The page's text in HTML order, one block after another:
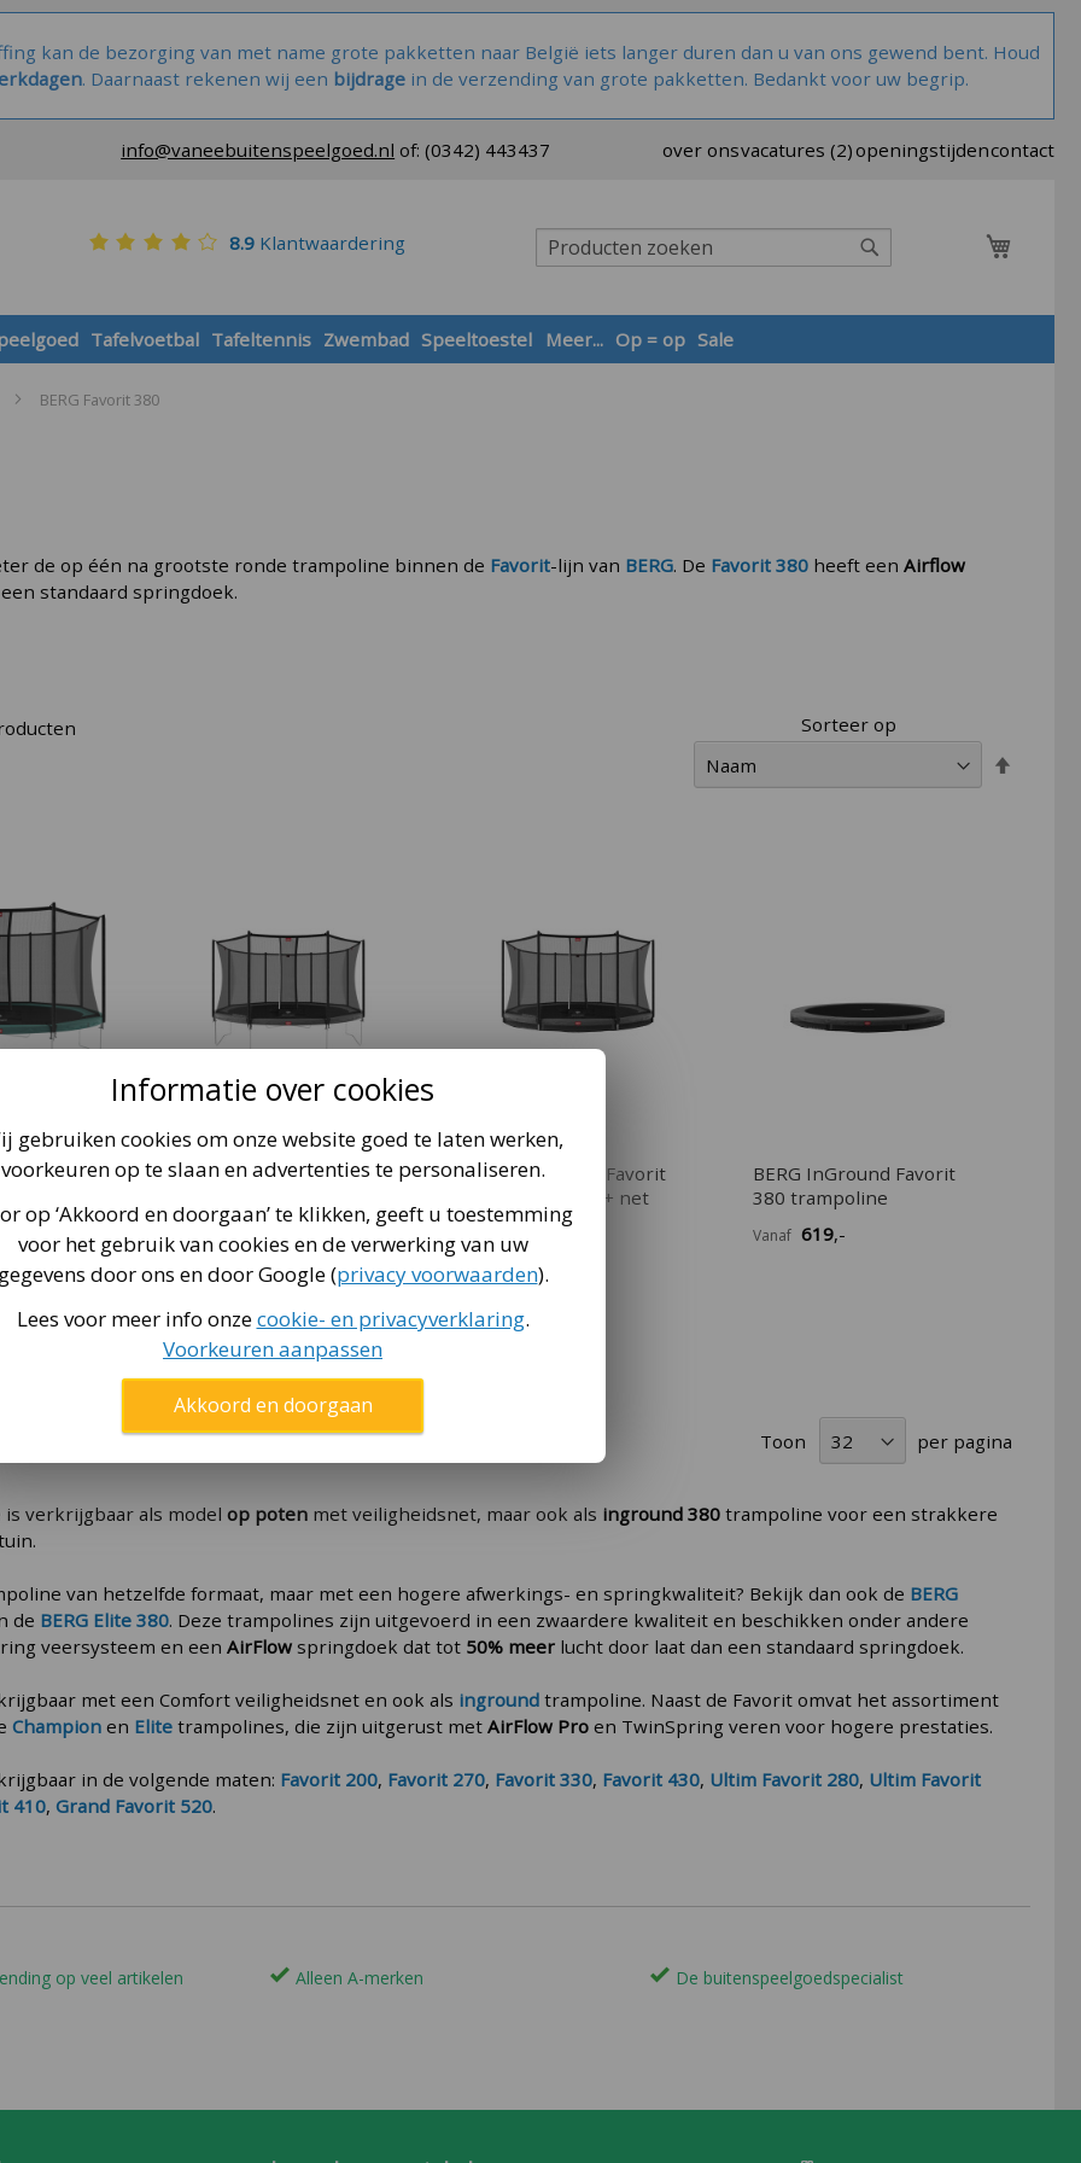
kan de bezorging van met name grote pakketten naar België iets langer duren dan u van ons gewend bent. Houd
. Daarnaast rekenen wij een bijdragein de verzending van grote pakketten. Bedankt voor uw begrip.
info@vaneebuitenspeelgoed.nl of:(0342) 443437 over onsvacatures (2)openingstijdencontact
8.9Klantwaardering
Zoek
Tafelvoetbal Tafeltennis Zwembad Speeltoestel Meer... Op = op Sale
BERG Favorit 380
de op één na grootste ronde trampoline binnen de Favorit-lijn van BERG. De Favorit 380heeft een Airflow
standaard springdoek.
Sorteer op
380 groen +
380
,-
,-
BERG Favorit 380
769,-
BERG InGround Favorit
380 trampoline + net
BERG InGround Favorit
380 trampoline
Vanaf 619,-
Toon per pagina
is verkrijgbaar als modelop poten met veiligheidsnet, maar ook als inground 380 trampoline voor een strakkere
van hetzelfde formaat, maar met een hogere afwerkings- en springkwaliteit? Bekijk dan ook de BERG
de BERG Elite 380. Deze trampolines zijn uitgevoerd in een zwaardere kwaliteit en beschikken onder andere
veersysteem en eenAirFlow springdoek dat tot 50% meer lucht door laat dan een standaard springdoek.
met een Comfort veiligheidsnet en ook als inground trampoline. Naast de Favorit omvat het assortiment
Champion en Elite trampolines, die zijn uitgerust metAirFlow Proen TwinSpring veren voor hogere prestaties.
in de volgende maten: Favorit 200, Favorit 270, Favorit 330, Favorit 430, Ultim Favorit 280, Ultim Favorit
410,Grand Favorit 520.
op veel artikelen Alleen A-merken De buitenspeelgoedspecialist
Informatie over cookies
gebruiken cookies om onze website goed te laten werken,
voorkeuren op te slaan en advertenties te personaliseren.
op ‘Akkoord en doorgaan’ te klikken, geeft u toestemming
voor het gebruik van cookies en de verwerking van uw
gegevens door ons en door Google (privacy voorwaarden).
Lees voor meer info onzecookie- en privacyverklaring.
Voorkeuren aanpassen
Akkoord en doorgaan